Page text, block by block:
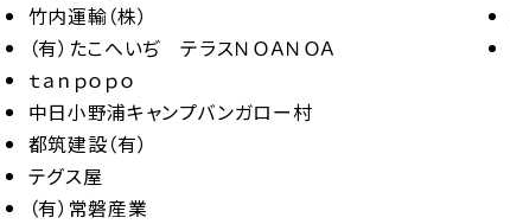
竹内運輸（株）
（有）たこへいぢ テラスＮＯＡＮＯＡ
ｔａｎｐｏｐｏ
中日小野浦キャンプバンガロー村
都筑建設（有）
テグス屋
（有）常磐産業